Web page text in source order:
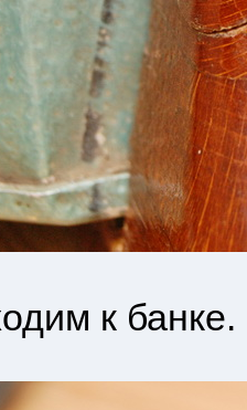
к банке.